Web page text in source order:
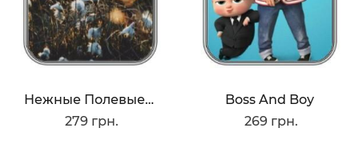
Нежные Полевые Цветы
279 грн.
Boss And Boy
269 грн.